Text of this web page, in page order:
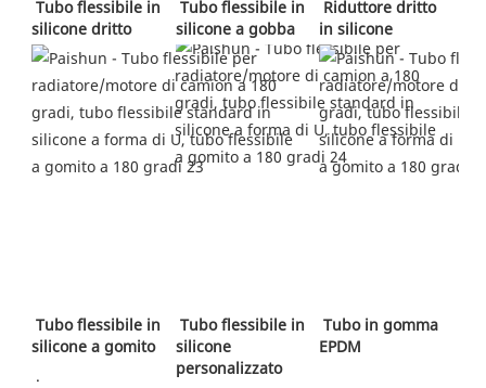
silicone dritto
Tubo flessibile in
silicone a gobba
in silicone
silicone a gomito
.
silicone
personalizzato
Tubo in gomma
EPDM